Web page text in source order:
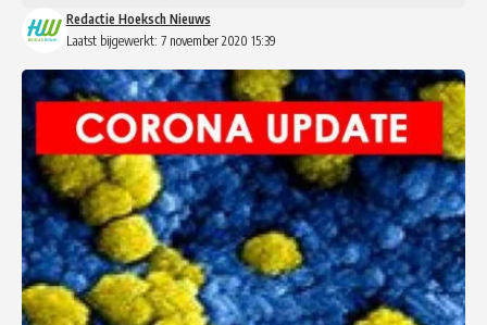
Laatst bijgewerkt: 7 november 2020 15:39
Redactie Hoeksch Nieuws